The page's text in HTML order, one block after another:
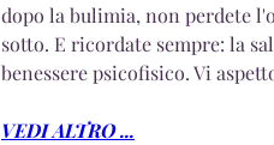
dopo la bulimia, non perdete
sotto. E ricordate sempre: la
benessere psicofisico. Vi
VEDI ALTRO ...